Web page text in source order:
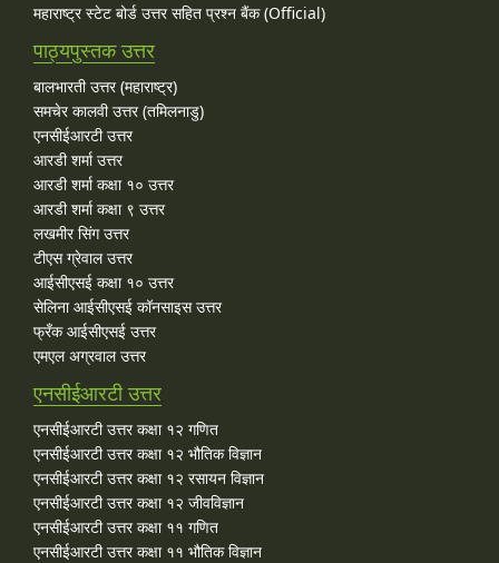
महाराष्ट्र स्टेट बोर्ड उत्तर सहित प्रश्न बैंक (Official)
पाठ्यपुस्तक उत्तर
बालभारती उत्तर (महाराष्ट्र)
समचेर कालवी उत्तर (तमिलनाडु)
एनसीईआरटी उत्तर
आरडी शर्मा उत्तर
आरडी शर्मा कक्षा १० उत्तर
आरडी शर्मा कक्षा ९ उत्तर
लखमीर सिंग उत्तर
टीएस ग्रेवाल उत्तर
आईसीएसई कक्षा १० उत्तर
सेलिना आईसीएसई कॉनसाइस उत्तर
फ्रँक आईसीएसई उत्तर
एमएल अग्रवाल उत्तर
एनसीईआरटी उत्तर
एनसीईआरटी उत्तर कक्षा १२ गणित
एनसीईआरटी उत्तर कक्षा १२ भौतिक विज्ञान
एनसीईआरटी उत्तर कक्षा १२ रसायन विज्ञान
एनसीईआरटी उत्तर कक्षा १२ जीवविज्ञान
एनसीईआरटी उत्तर कक्षा ११ गणित
एनसीईआरटी उत्तर कक्षा ११ भौतिक विज्ञान